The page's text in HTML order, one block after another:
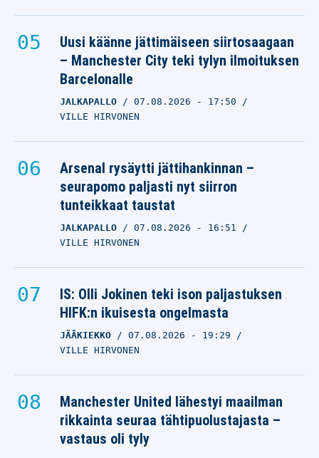
Uusi käänne jättimäiseen siirtosaagaan
– Manchester City teki tylyn ilmoituksen
Barcelonalle
JALKAPALLO 07.08.2026 - 17:50
VILLE HIRVONEN
Arsenal rysäytti jättihankinnan –
seurapomo paljasti nyt siirron
tunteikkaat taustat
JALKAPALLO 07.08.2026 - 16:51
VILLE HIRVONEN
IS: Olli Jokinen teki ison paljastuksen
HIFK:n ikuisesta ongelmasta
JÄÄKIEKKO 07.08.2026 - 19:29
VILLE HIRVONEN
Manchester United lähestyi maailman
rikkainta seuraa tähtipuolustajasta –
vastaus oli tyly